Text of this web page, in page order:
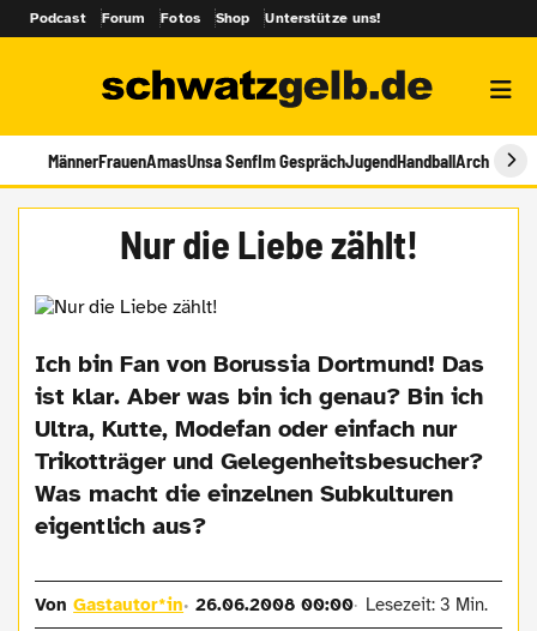
Podcast Forum Fotos Shop Unterstütze uns!
MännerFrauenAmasUnsa SenfIm GesprächJugendHandballArchiv
Nur die Liebe zählt!
Ich bin Fan von Borussia Dortmund! Das
ist klar. Aber was bin ich genau? Bin ich
Ultra, Kutte, Modefan oder einfach nur
Trikotträger und Gelegenheitsbesucher?
Was macht die einzelnen Subkulturen
eigentlich aus?
VonGastautor*in 26.06.2008 00:00 Lesezeit: 3 Min.